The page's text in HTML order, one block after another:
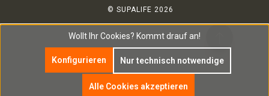
© SUPALIFE 2026
Wollt Ihr Cookies? Kommt drauf an!
Nur technisch notwendige
Konfigurieren
Alle Cookies akzeptieren